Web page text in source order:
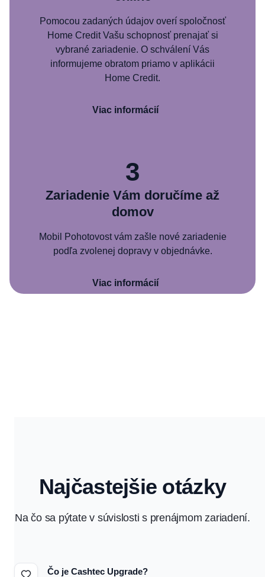
Pomocou zadaných údajov overí spoločnosť
Home Credit Vašu schopnosť prenajať si
vybrané zariadenie. O schválení Vás
informujeme obratom priamo v aplikácii
Home Credit.
Viac informácií
3
Zariadenie Vám doručíme až
domov
Mobil Pohotovost vám zašle nové zariadenie
podľa zvolenej dopravy v objednávke.
Viac informácií
Najčastejšie otázky
Na čo sa pýtate v súvislosti s prenájmom zariadení.
Čo je Cashtec Upgrade?